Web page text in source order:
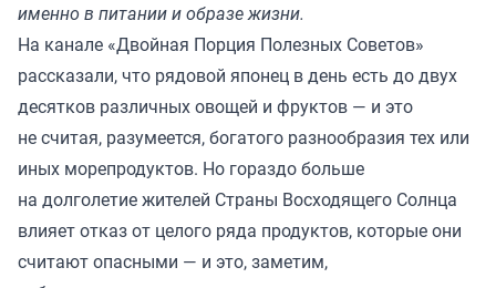
именно в питании и образе жизни.
На канале «Двойная Порция Полезных Советов»
рассказали, что рядовой японец в день есть до двух
десятков различных овощей и фруктов — и это
не считая, разумеется, богатого разнообразия тех или
иных морепродуктов. Но гораздо больше
на долголетие жителей Страны Восходящего Солнца
влияет отказ от целого ряда продуктов, которые они
считают опасными — и это, заметим,